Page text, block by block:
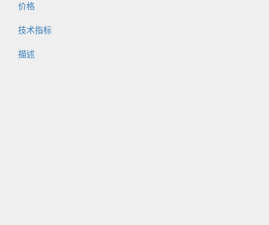
价格
技术指标
描述